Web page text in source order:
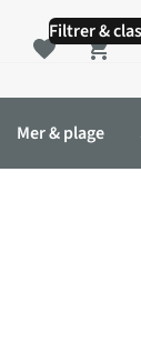
Mer & plage
Filtrer &